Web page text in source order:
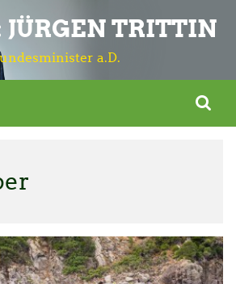
TRITTIN
a.D.